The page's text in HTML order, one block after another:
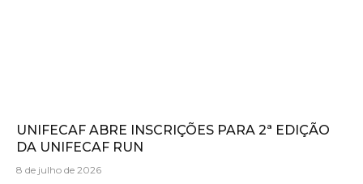
UNIFECAF ABRE INSCRIÇÕES PARA 2ª EDIÇÃO
DA UNIFECAF RUN
8 de julho de 2026